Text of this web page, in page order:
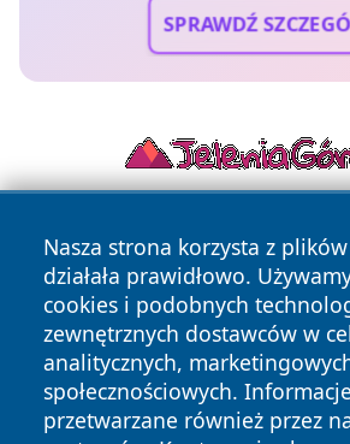
SPRAWDŹ
Nasza strona korzysta z
działała prawidłowo.
cookies i podobnych
zewnętrznych dostawców w
analitycznych,
społecznościowych.
przetwarzane również przez
Copyright © 2026 24slupsk.pl